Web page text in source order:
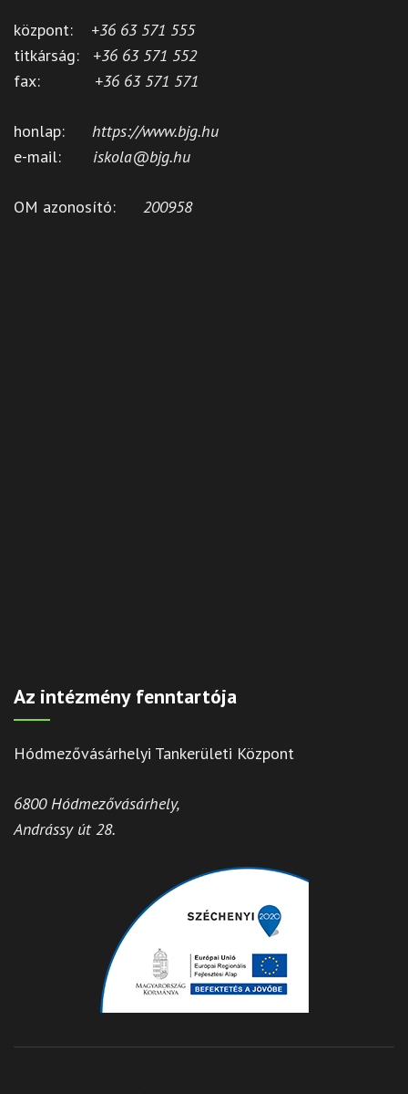
központ: +36 63 571 555
titkárság: +36 63 571 552
fax: +36 63 571 571
honlap: https://www.bjg.hu
e-mail: iskola@bjg.hu
OM azonosító: 200958
Az intézmény fenntartója
Hódmezővásárhelyi Tankerületi Központ
6800 Hódmezővásárhely,
Andrássy út 28.